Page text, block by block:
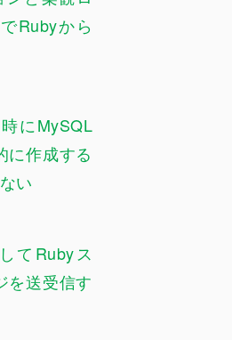
Rubyから
にMySQL
に作成する
い
てRubyス
を送受信す